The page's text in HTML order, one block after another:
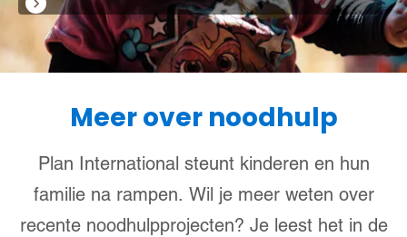
Meer over noodhulp
Plan International steunt kinderen en hun
familie na rampen. Wil je meer weten over
recente noodhulpprojecten? Je leest het in de